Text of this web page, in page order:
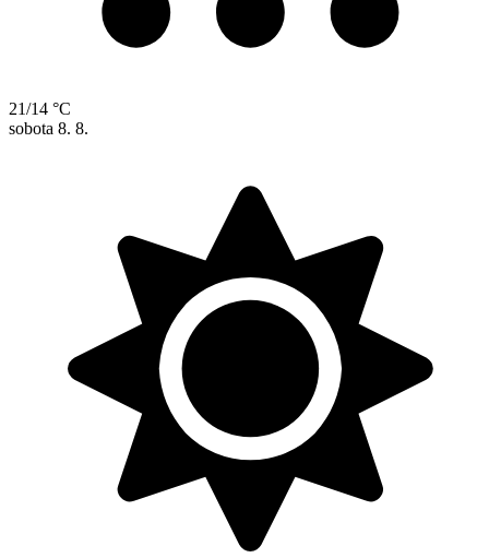
21/14 °C
sobota 8. 8.